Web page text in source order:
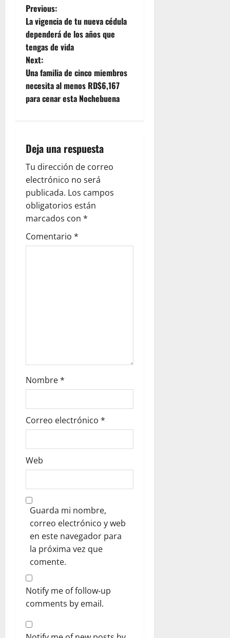
P
o
s
t
n
v
i
g
a
t
i
Previous:
La vigencia de tu nueva cédula
dependerá de los años que
tengas de vida
Next:
Una familia de cinco miembros
necesita al menos RD$6,167
para cenar esta Nochebuena
Deja una respuesta
Tu dirección de correo
electrónico no será
publicada. Los campos
obligatorios están
marcados con *
Comentario *
Nombre*
Correo electrónico *
Web
Guarda mi nombre,
correo electrónico y web
en este navegador para
la próxima vez que
comente.
Notify me of follow-up
comments by email.